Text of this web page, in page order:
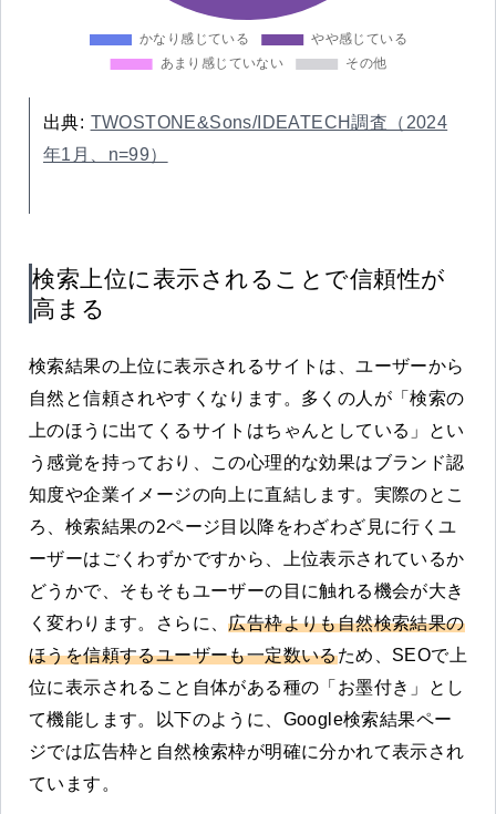
出典: TWOSTONE&Sons/IDEATECH調査（2024
年1月、n=99）
検索上位に表示されることで信頼性が
高まる
検索結果の上位に表示されるサイトは、ユーザーから
自然と信頼されやすくなります。多くの人が「検索の
上のほうに出てくるサイトはちゃんとしている」とい
う感覚を持っており、この心理的な効果はブランド認
知度や企業イメージの向上に直結します。実際のとこ
ろ、検索結果の2ページ目以降をわざわざ見に行くユ
ーザーはごくわずかですから、上位表示されているか
どうかで、そもそもユーザーの目に触れる機会が大き
く変わります。さらに、広告枠よりも自然検索結果の
ほうを信頼するユーザーも一定数いるため、SEOで上
位に表示されること自体がある種の「お墨付き」とし
て機能します。以下のように、Google検索結果ペー
ジでは広告枠と自然検索枠が明確に分かれて表示され
ています。